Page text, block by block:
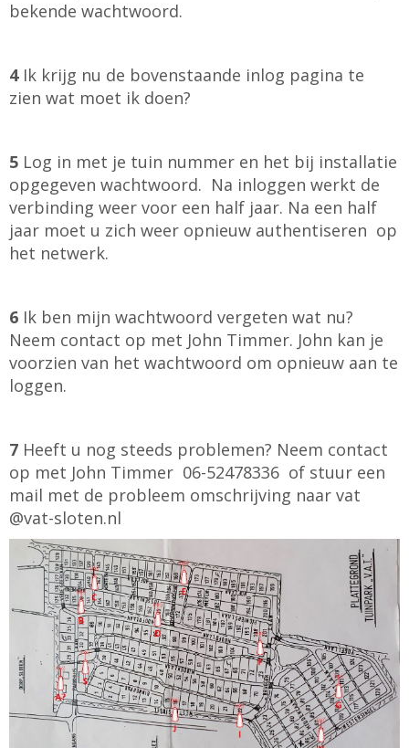
bekende wachtwoord.
4 Ik krijg nu de bovenstaande inlog pagina te
zien wat moet ik doen?
5 Log in met je tuin nummer en het bij installatie
opgegeven wachtwoord. Na inloggen werkt de
verbinding weer voor een half jaar. Na een half
jaar moet u zich weer opnieuw authentiseren op
het netwerk.
6 Ik ben mijn wachtwoord vergeten wat nu?
Neem contact op met John Timmer. John kan je
voorzien van het wachtwoord om opnieuw aan te
loggen.
7 Heeft u nog steeds problemen? Neem contact
op met John Timmer 06-52478336 of stuur een
mail met de probleem omschrijving naar vat
@vat-sloten.nl